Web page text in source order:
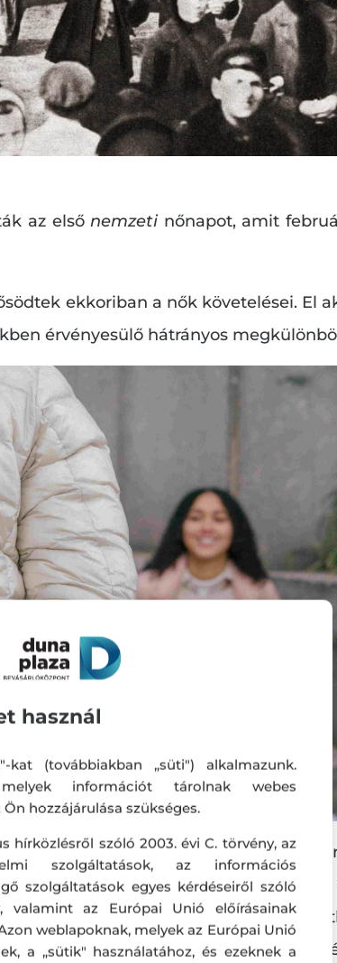
az elsőnemzetinőnapot, amit
ekkoriban a nők követelései. El
érvényesülő hátrányos
emancipációjának kérdése is
élő sztereotípia, miszerint a nők
alakuló közgyűlésén Clara
az anyák és gyerekek
használ
kat (továbbiakban „süti") alkalmazunk.
információt tárolnak webes
hozzájárulása szükséges.
hírközlésről szóló 2003. évi C. törvény, az
szolgáltatások, az információs
szolgáltatások egyes kérdéseiről szóló
valamint az Európai Unió előírásainak
weblapoknak, melyek az Európai Unió
a „sütik" használatához, és ezeknek a